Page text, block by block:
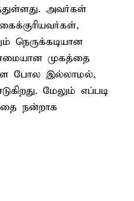
அவர்கள்
நெருக்கடியான
முகத்தை
போல இல்லாமல்,
மேலும் எப்படி
நன்றாக